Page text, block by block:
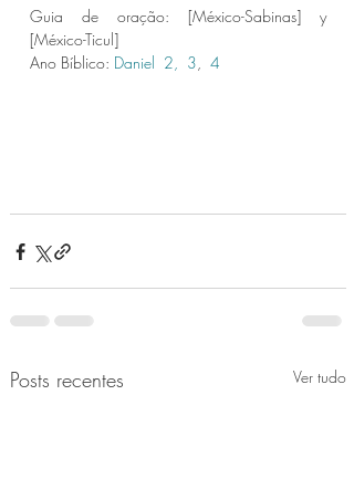
Guia de oração: [México-Sabinas] y
[México-Ticul]
Ano Bíblico: Daniel  2, 3, 4
Posts recentes Ver tudo